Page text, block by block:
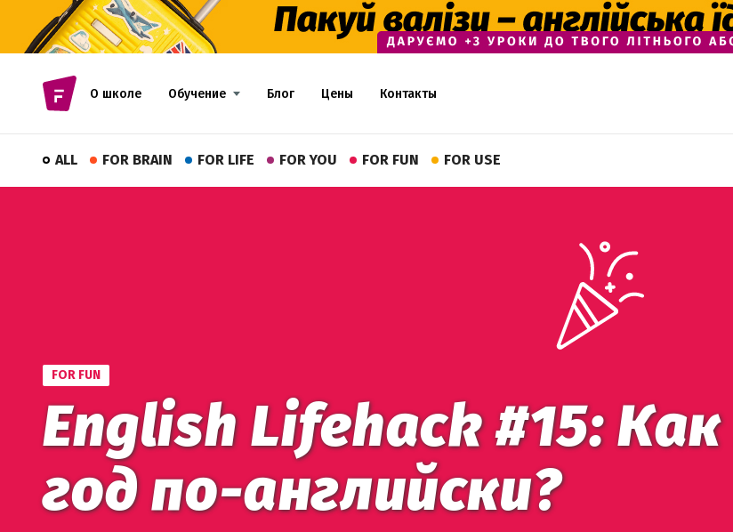
О школе Обучение Блог Цены Контакты
ALL FOR BRAIN FOR LIFE FOR YOU FOR FUN FOR USE
FOR FUN
English Lifehack #15:
год по-английски?